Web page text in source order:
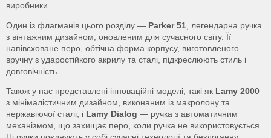
виробники.
Один із флагманів цього розділу — Parker 51, легендарна ручка
з вінтажним дизайном, оновленим для сучасного світу. Її
напівсховане перо, обтічна форма корпусу, виготовленого
вручну з ударостійкого акрилу та сталі, підкреслюють стиль і
довговічність.
Також у нас представлені інноваційні моделі, такі як Lamy 2000
з мінімалістичним дизайном, виконаним із макролону та
нержавіючої сталі, і Lamy Dialog — ручка з автоматичним
механізмом, що захищає перо, коли ручка не використовується.